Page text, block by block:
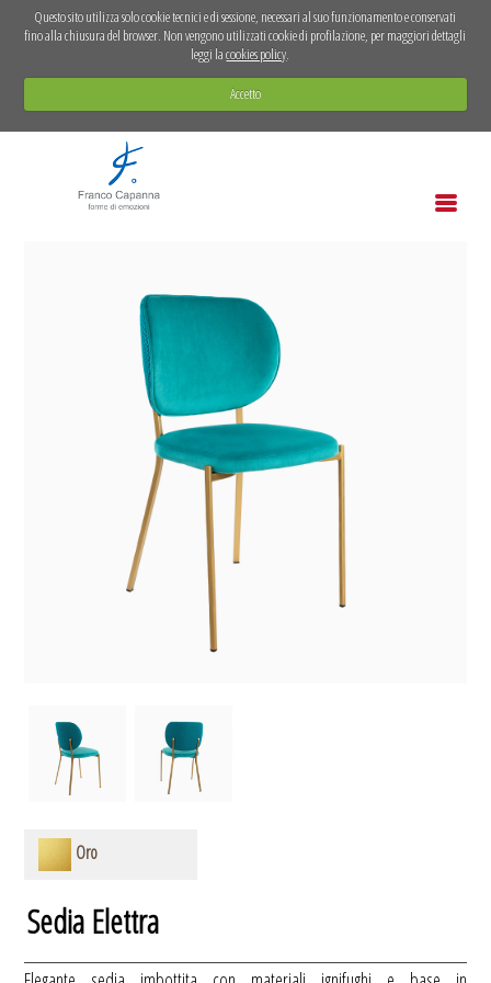
Questo sito utilizza solo cookie tecnici e di sessione, necessari al suo funzionamento e conservati
fino alla chiusura del browser. Non vengono utilizzati cookie di profilazione, per maggiori dettagli
leggi lacookies policy
Accetto
Oro
Sedia Elettra